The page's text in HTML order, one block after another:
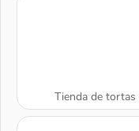
Tienda de tortas